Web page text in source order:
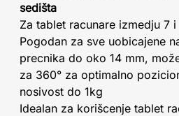
sedišta
Za tablet racunare izmedju 7 i
Pogodan za sve uobicajene
precnika do oko 14 mm,
za 360° za optimalno
nosivost do 1kg
Idealan za korišcenje tablet